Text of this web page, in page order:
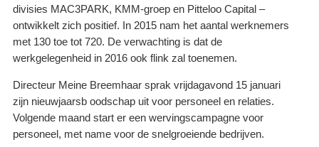
divisies MAC3PARK, KMM-groep en Pitteloo Capital –
ontwikkelt zich positief. In 2015 nam het aantal werknemers
met 130 toe tot 720. De verwachting is dat de
werkgelegenheid in 2016 ook flink zal toenemen.
Directeur Meine Breemhaar sprak vrijdagavond 15 januari
zijn nieuwjaarsb oodschap uit voor personeel en relaties.
Volgende maand start er een wervingscampagne voor
personeel, met name voor de snelgroeiende bedrijven.